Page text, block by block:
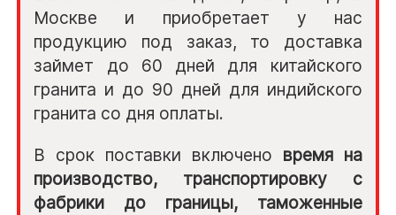
Москве и приобретает у нас
продукцию под заказ, то доставка
займет до 60 дней для китайского
гранита и до 90 дней для индийского
гранита со дня оплаты.
В срок поставки включено время на
производство, транспортировку с
фабрики до границы, таможенные